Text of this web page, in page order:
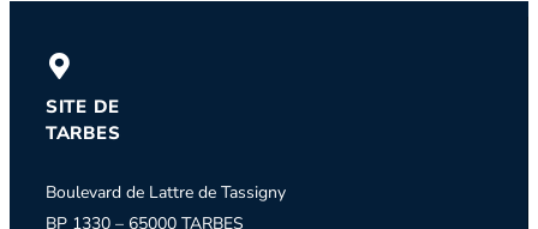
SITE DE
TARBES
Boulevard de Lattre de Tassigny
BP 1330 – 65000 TARBES